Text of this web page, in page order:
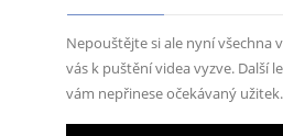
Nepouštějte si ale nyní všechna
vás k puštění videa vyzve. Další
vám nepřinese očekávaný užitek.